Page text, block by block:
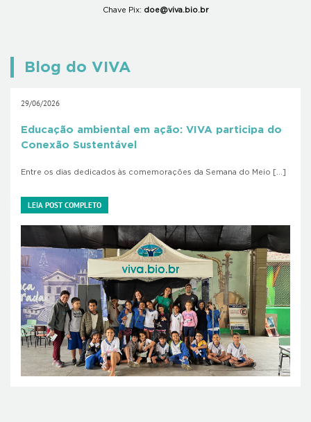
Chave Pix: doe@viva.bio.br
Blog do VIVA
29/06/2026
Educação ambiental em ação: VIVA participa do
Conexão Sustentável
Entre os dias dedicados às comemorações da Semana do Meio […]
LEIA POST COMPLETO